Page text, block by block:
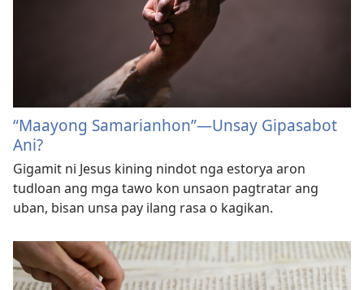
“Maayong Samarianhon”—Unsay Gipasabot
Ani?
Gigamit ni Jesus kining nindot nga estorya aron
tudloan ang mga tawo kon unsaon pagtratar ang
uban, bisan unsa pay ilang rasa o kagikan.